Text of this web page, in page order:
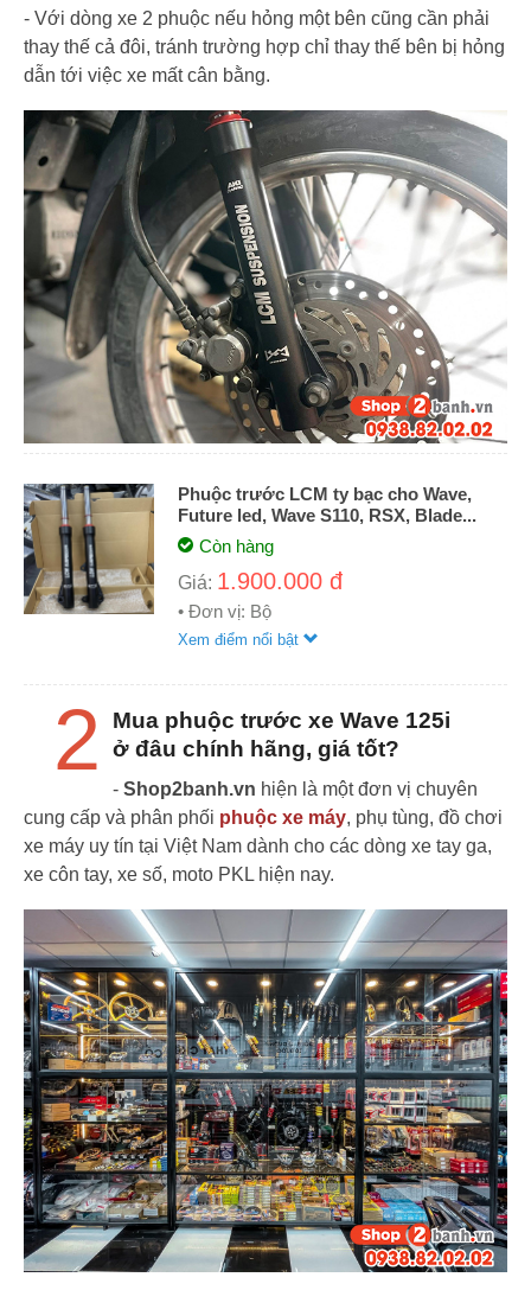
- Với dòng xe 2 phuộc nếu hỏng một bên cũng cần phải
thay thế cả đôi, tránh trường hợp chỉ thay thế bên bị hỏng
dẫn tới việc xe mất cân bằng.
Phuộc trước LCM ty bạc cho Wave,
Future led, Wave S110, RSX, Blade...
Còn hàng
Giá: 1.900.000 đ
• Đơn vị: Bộ
Xem điểm nổi bật
2
Mua phuộc trước xe Wave 125i
ở đâu chính hãng, giá tốt?
- Shop2banh.vn hiện là một đơn vị chuyên
cung cấp và phân phối phuộc xe máy, phụ tùng, đồ chơi
xe máy uy tín tại Việt Nam dành cho các dòng xe tay ga,
xe côn tay, xe số, moto PKL hiện nay.